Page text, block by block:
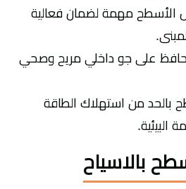
الأسطح مهمة لضمان فعالية
يحافظ على جو داخلي مريح وصحي
بالحد من استهلاك الطاقة
البيئية.
بالاسياح